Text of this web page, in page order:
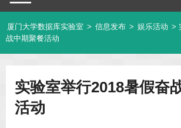
厦门大学数据库实验室 > 信息发布 > 娱乐活动 >
战中期聚餐活动
实验室举行2018暑假奋
活动